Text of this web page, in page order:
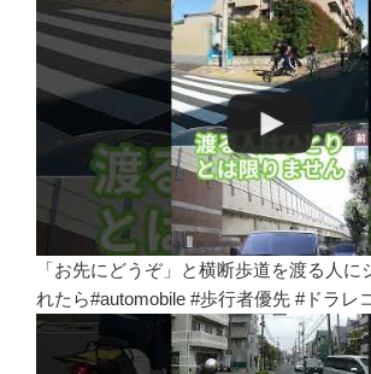
「お先にどうぞ」と横断歩道を渡る人に
れたら#automobile #歩行者優先 #ドラレ